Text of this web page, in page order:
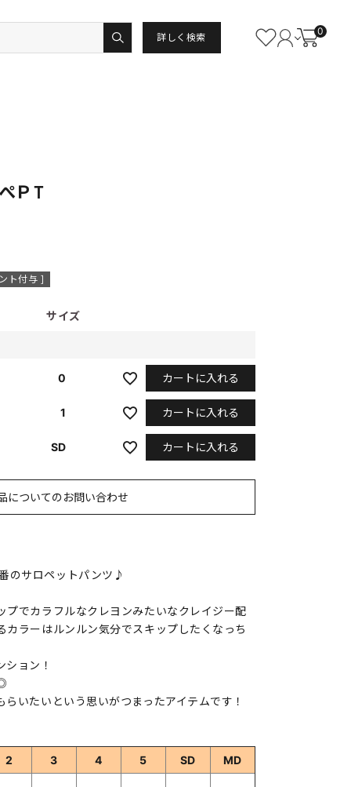
詳しく検索
0
ＰＴ
ト付与 ]
サイズ
0 カートに入れる
1 カートに入れる
SD カートに入れる
についてのお問い合わせ
のサロペットパンツ♪
プでカラフルなクレヨンみたいなクレイジー配
カラーはルンルン気分でスキップしたくなっち
ョン！
いたいという思いがつまったアイテムです！
2 3 4 5 SD MD